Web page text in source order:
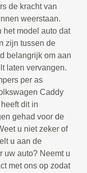
de kracht van
weerstaan.
het model auto dat
zijn tussen de
belangrijk om aan
laten vervangen.
per as
Caddy
dit in
gehad voor de
u niet zeker of
u aan de
uw auto? Neemt u
met ons op zodat